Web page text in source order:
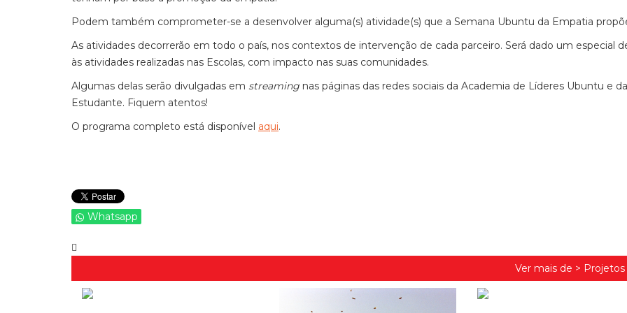
Podem também comprometer-se a desenvolver alguma(s) atividade(s) que a Semana Ubuntu da Empatia
As atividades decorrerão em todo o país, nos contextos de intervenção de cada parceiro. Será dado um especial
às atividades realizadas nas Escolas, com impacto nas suas comunidades.
Algumas delas serão divulgadas em streaming nas páginas das redes sociais da Academia de Líderes Ubuntu e
Estudante. Fiquem atentos!
O programa completo está disponível aqui.
Whatsapp
Ver mais de >